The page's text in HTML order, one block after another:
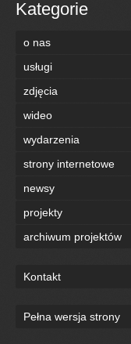
Kategorie
o nas
usługi
zdjęcia
wideo
wydarzenia
strony internetowe
newsy
projekty
archiwum projektów
Kontakt
Pełna wersja strony